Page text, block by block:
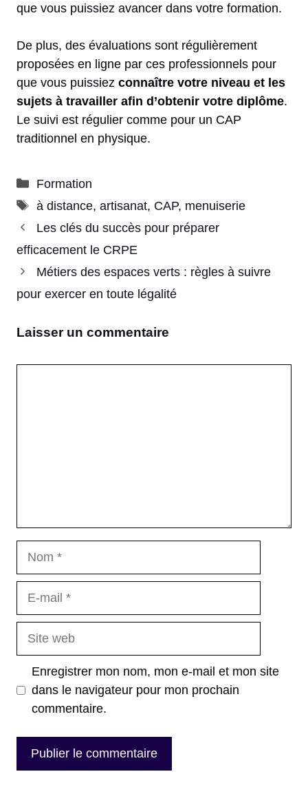
que vous puissiez avancer dans votre formation.
De plus, des évaluations sont régulièrement
proposées en ligne par ces professionnels pour
que vous puissiez connaître votre niveau et les
sujets à travailler afin d’obtenir votre diplôme.
Le suivi est régulier comme pour un CAP
traditionnel en physique.
Catégories
Formation
Étiquettes
à distance, artisanat, CAP, menuiserie
Les clés du succès pour préparer
efficacement le CRPE
Métiers des espaces verts : règles à suivre
pour exercer en toute légalité
Laisser un commentaire
Enregistrer mon nom, mon e-mail et mon site
dans le navigateur pour mon prochain
commentaire.